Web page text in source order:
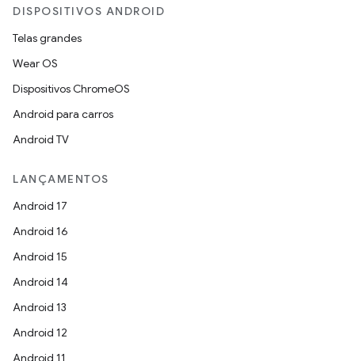
DISPOSITIVOS ANDROID
Telas grandes
Wear OS
Dispositivos ChromeOS
Android para carros
Android TV
LANÇAMENTOS
Android 17
Android 16
Android 15
Android 14
Android 13
Android 12
Android 11